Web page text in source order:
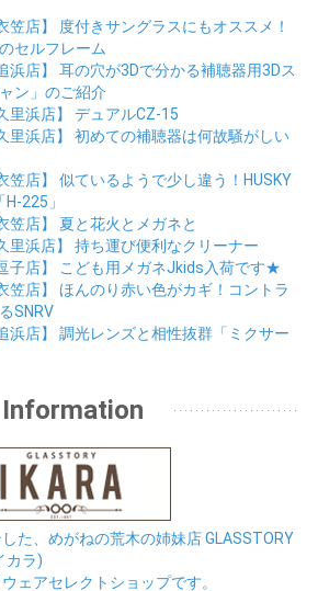
笠店】
度付きサングラスにもオススメ！
セルフレーム
浜店】 耳の穴が3Dで分かる補聴器用3Dス
ン」のご紹介
里浜店】 デュアルCZ-15
里浜店】 初めての補聴器は何故騒がしい
笠店】 似ているようで少し違う！HUSKY
225」
笠店】 夏と花火とメガネと
里浜店】 持ち運び便利なクリーナー
子店】
こども用メガネJkids入荷です★
笠店】 ほんのり赤い色がカギ！コントラ
SNRV
浜店】 調光レンズと相性抜群「ミクサー
Information
た、めがねの荒木の姉妹店 GLASSTORY
カラ)
ェアセレクトショップです。